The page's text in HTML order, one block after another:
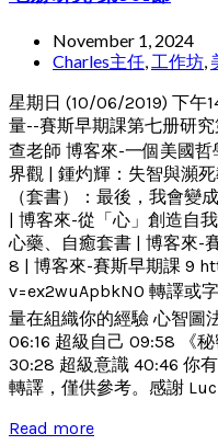
November 1, 2024
Charles主任, 工作坊,
星期日 (10/06/2019) 下午
量--賽斯早期課第七册研
查老師 博客來-一個美國
界觀 | 鍾灼輝：失智與瀕
（套書）：最後，我會變
| 博客來-從「心」創造自
心藥、自癒套書 | 博客來-
8 | 博客來-賽斯早期課 9
v=ex2wuApbkN0 轉譯或
量在組織你的經驗 心智圖
06:16 超級自己 09:58 《
30:28 超級意識 40:46 你
轉譯，僅供參考。感謝
Read more